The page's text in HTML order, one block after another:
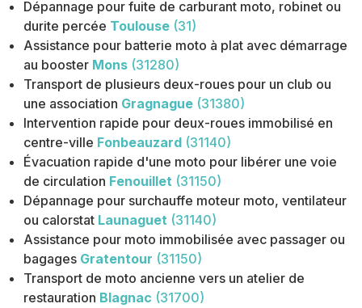
Dépannage pour fuite de carburant moto, robinet ou
durite percée Toulouse (31)
Assistance pour batterie moto à plat avec démarrage
au booster Mons (31280)
Transport de plusieurs deux-roues pour un club ou
une association Gragnague (31380)
Intervention rapide pour deux-roues immobilisé en
centre-ville Fonbeauzard (31140)
Évacuation rapide d'une moto pour libérer une voie
de circulation Fenouillet (31150)
Dépannage pour surchauffe moteur moto, ventilateur
ou calorstat Launaguet (31140)
Assistance pour moto immobilisée avec passager ou
bagages Gratentour (31150)
Transport de moto ancienne vers un atelier de
restauration Blagnac (31700)